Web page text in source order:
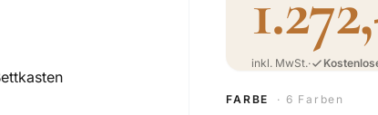
inkl. MwSt.·
FARBE · 6 Farben